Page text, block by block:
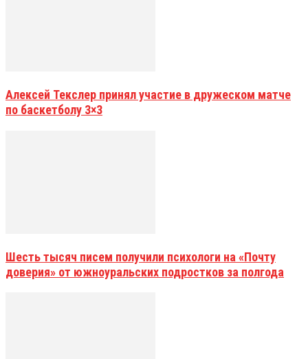
Алексей Текслер принял участие в дружеском матче
по баскетболу 3×3
Шесть тысяч писем получили психологи на «Почту
доверия» от южноуральских подростков за полгода